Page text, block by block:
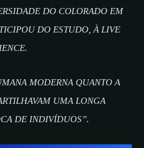
DO COLORADO EM
DO ESTUDO, À LIVE
MODERNA QUANTO A
UMA LONGA
DE INDIVÍDUOS”.